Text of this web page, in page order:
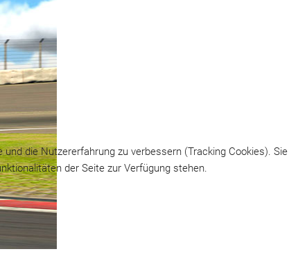
die Nutzererfahrung zu verbessern (Tracking Cookies). Sie
der Seite zur Verfügung stehen.